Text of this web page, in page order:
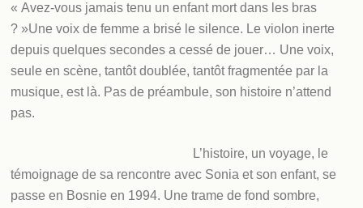
« Avez-vous jamais tenu un enfant mort dans les bras
? »Une voix de femme a brisé le silence. Le violon inerte
depuis quelques secondes a cessé de jouer… Une voix,
seule en scène, tantôt doublée, tantôt fragmentée par la
musique, est là. Pas de préambule, son histoire n’attend
pas.
L’histoire, un voyage, le
témoignage de sa rencontre avec Sonia et son enfant, se
passe en Bosnie en 1994. Une trame de fond sombre,